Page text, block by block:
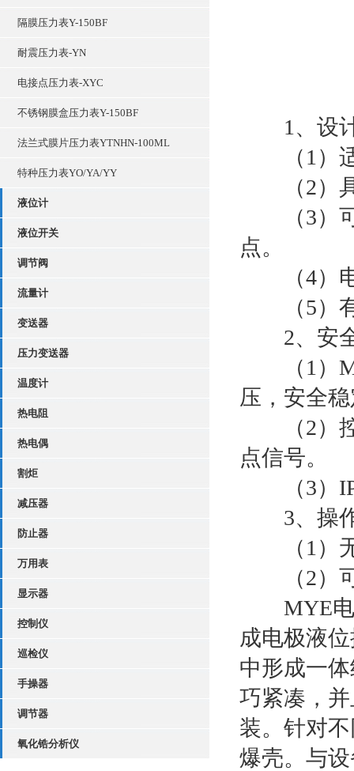
隔膜压力表Y-150BF
耐震压力表-YN
电接点压力表-XYC
不锈钢膜盒压力表Y-150BF
法兰式膜片压力表YTNHN-100ML
特种压力表YO/YA/YY
液位计
液位开关
调节阀
流量计
变送器
压力变送器
温度计
热电阻
热电偶
割炬
减压器
防止器
万用表
显示器
控制仪
巡检仪
手操器
调节器
氧化锆分析仪
1、设
（1）适
（2）具
（3）可
点。
（4）电
（5）有
2、安
（1）
压，安全
（2）控
点信号。
（3）
3、操
（1）无
（2）可
MYE电
成电极液
中形成一
巧紧凑，
装。针对
爆壳。与